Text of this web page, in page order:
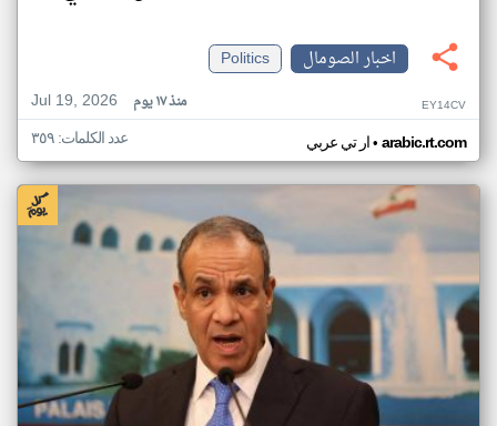
اخبار الصومال
Politics
Jul 19, 2026
منذ ١٧ يوم EY14CV
ار تي عربي• arabic.rt.com عدد الكلمات: ٣٥٩